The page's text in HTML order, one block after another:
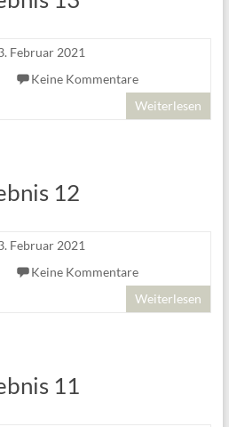
Februar 2021
Keine Kommentare
Weiterlesen
12
Februar 2021
Keine Kommentare
Weiterlesen
11